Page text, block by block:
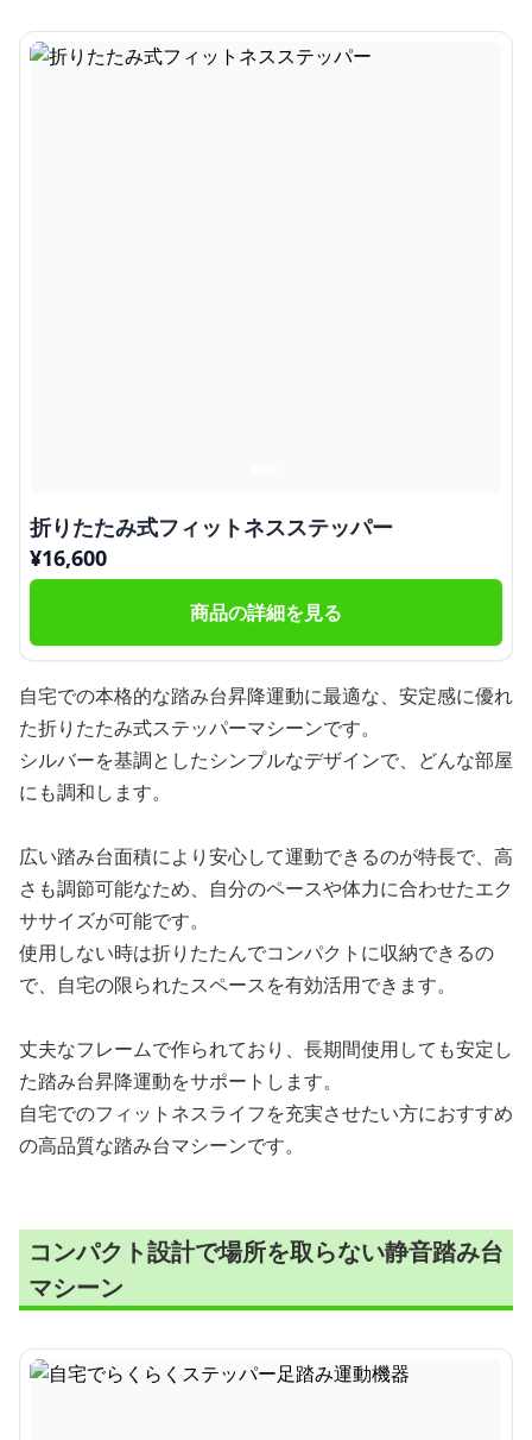
折りたたみ式フィットネスステッパー
¥16,600
商品の詳細を見る
自宅での本格的な踏み台昇降運動に最適な、安定感に優れ
た折りたたみ式ステッパーマシーンです。
シルバーを基調としたシンプルなデザインで、どんな部屋
にも調和します。
広い踏み台面積により安心して運動できるのが特長で、高
さも調節可能なため、自分のペースや体力に合わせたエク
ササイズが可能です。
使用しない時は折りたたんでコンパクトに収納できるの
で、自宅の限られたスペースを有効活用できます。
丈夫なフレームで作られており、長期間使用しても安定し
た踏み台昇降運動をサポートします。
自宅でのフィットネスライフを充実させたい方におすすめ
の高品質な踏み台マシーンです。
コンパクト設計で場所を取らない静音踏み台
マシーン